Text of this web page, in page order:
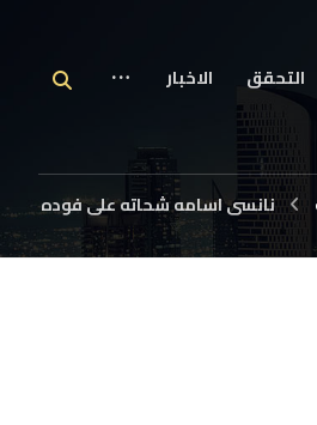
التحقق الاخبار
نانسى اسامه شحاته على فوده